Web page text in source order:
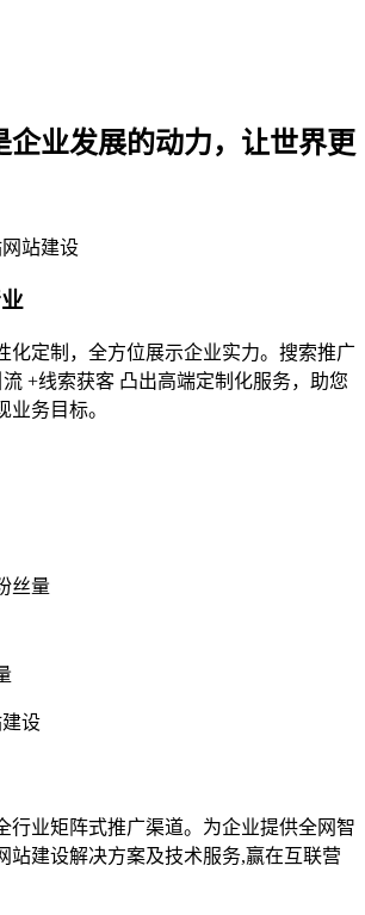
企业发展的动力，让世界更
化定制，全方位展示企业实力。搜索推广
+线索获客 凸出高端定制化服务，助您
业务目标。
丝量
行业矩阵式推广渠道。为企业提供全网智
站建设解决方案及技术服务,赢在互联营